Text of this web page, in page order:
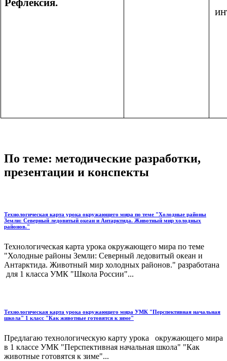
Рефлексия.
По теме: методические разработки,
презентации и конспекты
Технологическая карта урока окружающего мира по теме "Холодные районы
Земли: Северный ледовитый океан и Антарктида. Животный мир холодных
районов."
Технологическая карта урока окружающего мира по теме
"Холодные районы Земли: Северный ледовитый океан и
Антарктида. Животный мир холодных районов." разработана
для 1 класса УМК "Школа России"...
Технологическая карта урока окружающего мира УМК "Перспективная начальная
школа" 1 класс "Как животные готовятся к зиме"
Предлагаю технологическую карту урока окружающего мира
в 1 классе УМК "Перспективная начальная школа" "Как
животные готовятся к зиме"...